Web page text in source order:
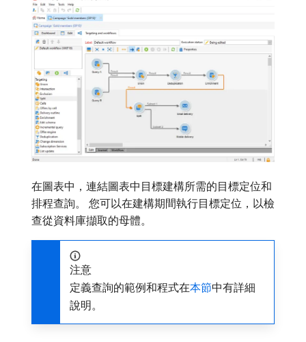
在圖表中，連結圖表中目標建構所需的目標定位和
排程查詢。 您可以在建構期間執行目標定位，以檢
查從資料庫擷取的母體。
注意
定義查詢的範例和程式在本節中有詳細
說明。